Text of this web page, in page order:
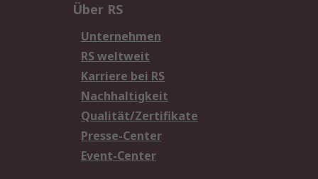
Über RS
Unternehmen
RS weltweit
Karriere bei RS
Nachhaltigkeit
Qualität/Zertifikate
Presse-Center
Event-Center